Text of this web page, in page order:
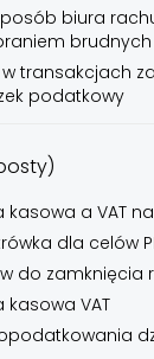
biura
w transakcjach
podatkowy
kasowa a VAT
dla celów
do zamknięcia
kasowa VAT